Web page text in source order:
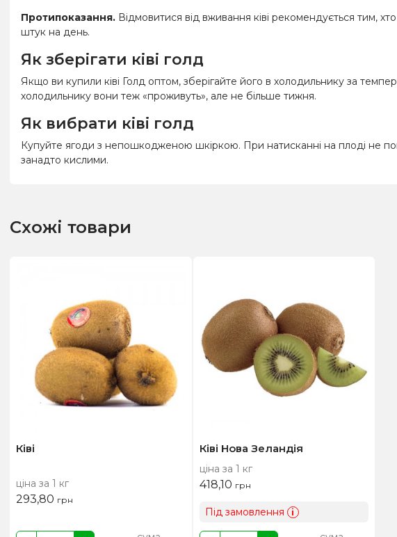
Протипоказання. Відмовитися від вживання ківі рекомендується тим,
штук на день.
Як зберігати ківі голд
Якщо ви купили ківі Голд оптом, зберігайте його в холодильнику за
холодильнику вони теж «проживуть», але не більше тижня.
Як вибрати ківі голд
Купуйте ягоди з непошкодженою шкіркою. При натисканні на плоді не
занадто кислими.
Схожі товари
Ківі
ціна за 1 кг
293,80 грн
Ківі Нова Зеландія
ціна за 1 кг
418,10 грн
Під замовлення i